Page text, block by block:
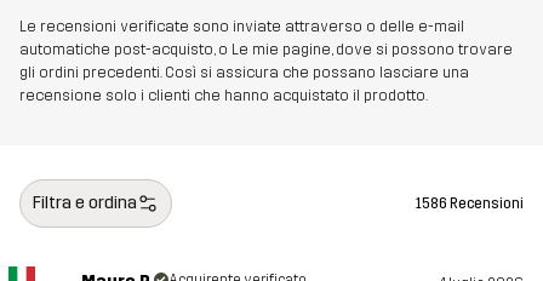
Numero di
articolo
10771_4843
Le recensioni verificate sono inviate attraverso o delle e-mail
automatiche post-acquisto, o Le mie pagine, dove si possono trovare
gli ordini precedenti. Così si assicura che possano lasciare una
recensione solo i clienti che hanno acquistato il prodotto.
Filtra e ordina 1586 Recensioni